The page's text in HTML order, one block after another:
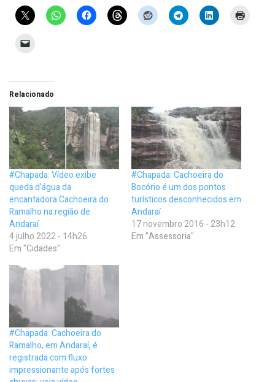
Relacionado
#Chapada: Vídeo exibe
queda d’água da
encantadora Cachoeira do
Ramalho na região de
Andaraí
4 julho 2022 - 14h26
Em "Cidades"
#Chapada: Cachoeira do
Bocório é um dos pontos
turísticos desconhecidos em
Andaraí
17 novembro 2016 - 23h12
Em "Assessoria"
#Chapada: Cachoeira do
Ramalho, em Andaraí, é
registrada com fluxo
impressionante após fortes